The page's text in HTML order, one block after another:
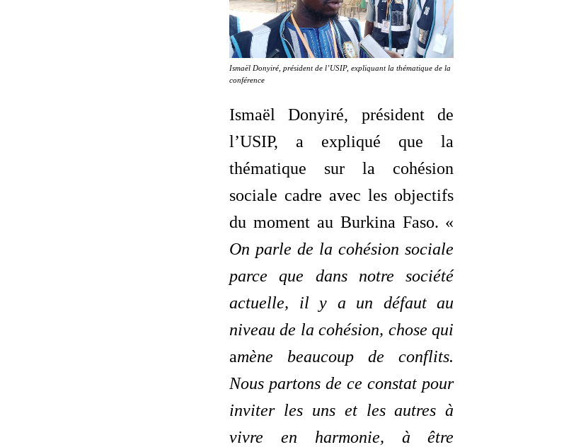
Ismaël Donyiré, président de l’USIP, expliquant la thématique de la
conférence
Ismaël Donyiré, président de
l’USIP, a expliqué que la
thématique sur la cohésion
sociale cadre avec les objectifs
du moment au Burkina Faso. «
On parle de la cohésion sociale
parce que dans notre société
actuelle, il y a un défaut au
niveau de la cohésion, chose qui
amène beaucoup de conflits.
Nous partons de ce constat pour
inviter les uns et les autres à
vivre en harmonie, à être